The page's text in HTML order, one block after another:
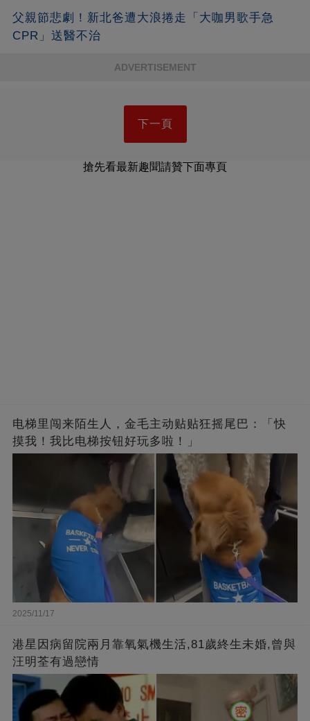
父親節悲劇！新北爸遭大浪捲走「大咖男歌手急
CPR」送醫不治
ADVERTISEMENT
下一頁
搶先看最新趣聞請贊下面專頁
电梯里闯来陌生人，金毛主动贴贴狂摇尾巴：「快
摸我！我比电梯按钮好玩多啦！」
2025/11/17
港星因病留院兩月靠氧氣機生活,81歲終生未婚,曾與
汪明荃有過戀情